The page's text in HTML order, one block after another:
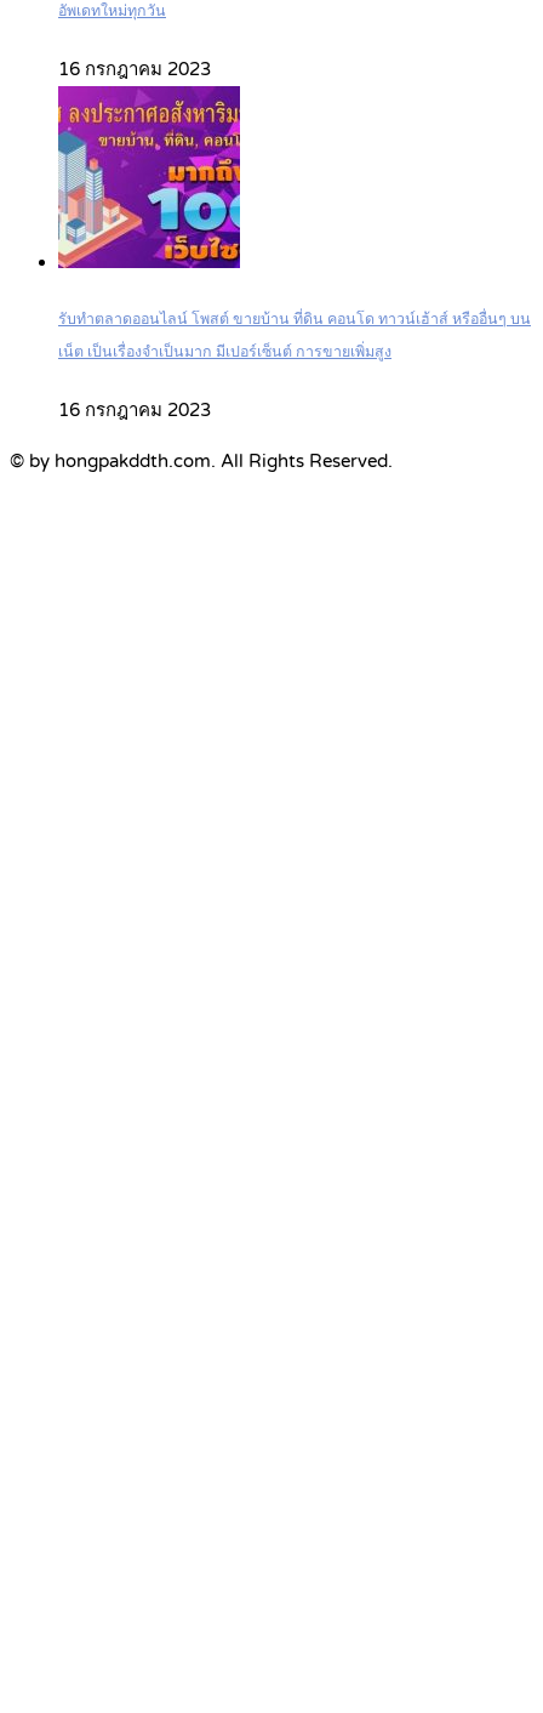
อัพเดทใหม่ทุกวัน
16 กรกฎาคม 2023
รับทำตลาดออนไลน์ โพสต์ ขายบ้าน ที่ดิน คอนโด ทาวน์เฮ้าส์ หรืออื่นๆ บน
เน็ต เป็นเรื่องจำเป็นมาก มีเปอร์เซ็นต์ การขายเพิ่มสูง
16 กรกฎาคม 2023
© by hongpakddth.com. All Rights Reserved.